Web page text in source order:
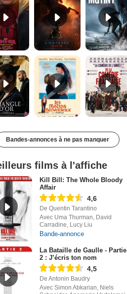
Les Matins merveilleux Bande-annonce VF De la Comédie-Française Teaser VF
Bandes-annonces à ne pas manquer
films à l'affiche
Kill Bill: The Whole Bloody
Affair
4,6
De Quentin Tarantino
Avec Uma Thurman, David
Carradine, Lucy Liu
Bande-annonce
La Bataille de Gaulle - Partie
2 : J’écris ton nom
4,5
De Antonin Baudry
Avec Simon Abkarian, Niels